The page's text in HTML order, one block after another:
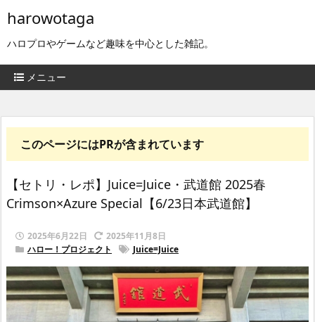
harowotaga
ハロプロやゲームなど趣味を中心とした雑記。
メニュー
このページにはPRが含まれています
【セトリ・レポ】Juice=Juice・武道館 2025春
Crimson×Azure Special【6/23日本武道館】
2025年6月22日
2025年11月8日
ハロー！プロジェクト
Juice=Juice